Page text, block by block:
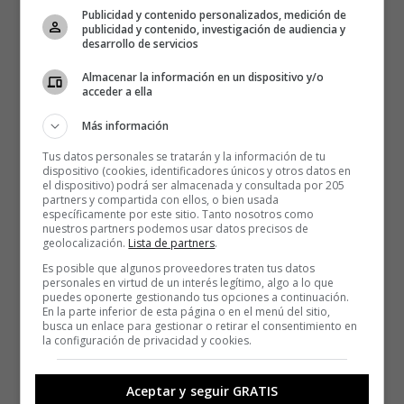
Locating’s London Past permite la búsqueda de términos
como «cuchillo» o «fiebre» y ofreciendo resultados que
Publicidad y contenido personalizados, medición de
publicidad y contenido, investigación de audiencia y
desarrollo de servicios
Almacenar la información en un dispositivo y/o
acceder a ella
Más información
Tus datos personales se tratarán y la información de tu
dispositivo (cookies, identificadores únicos y otros datos en
el dispositivo) podrá ser almacenada y consultada por 205
partners y compartida con ellos, o bien usada
específicamente por este sitio. Tanto nosotros como
nuestros partners podemos usar datos precisos de
geolocalización. Lista de partners.
Es posible que algunos proveedores traten tus datos
personales en virtud de un interés legítimo, algo a lo que
puedes oponerte gestionando tus opciones a continuación.
En la parte inferior de esta página o en el menú del sitio,
busca un enlace para gestionar o retirar el consentimiento en
la configuración de privacidad y cookies.
Aceptar y seguir GRATIS